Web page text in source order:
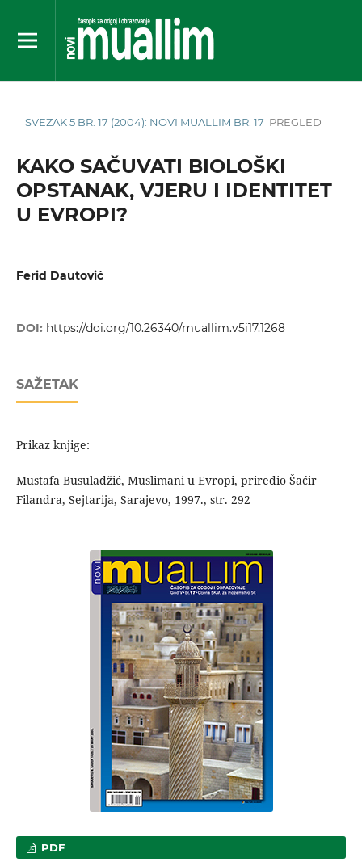
SVEZAK 5 BR. 17 (2004): NOVI MUALLIM BR. 17 PREGLED
KAKO SAČUVATI BIOLOŠKI
OPSTANAK, VJERU I IDENTITET
U EVROPI?
Ferid Dautović
DOI: https://doi.org/10.26340/muallim.v5i17.1268
SAŽETAK
Prikaz knjige:
Mustafa Busuladžić, Muslimani u Evropi, priredio Šaćir
Filandra, Sejtarija, Sarajevo, 1997., str. 292
PDF